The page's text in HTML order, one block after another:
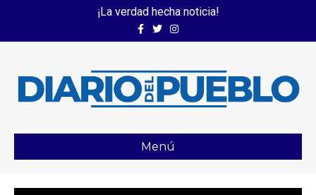
¡La verdad hecha noticia!
FacebookTwitterInstagram
Menú